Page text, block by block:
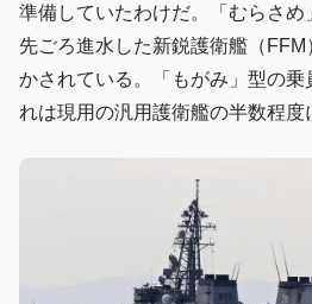
準備していたわけだ。「むらさ
先ごろ進水した新鋭護衛艦（
かされている。「もがみ」型の乗
れは現用の汎用護衛艦の半数程度